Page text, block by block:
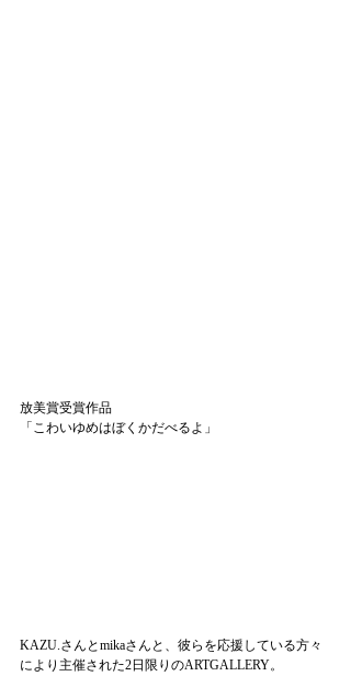
放美賞受賞作品
「こわいゆめはぼくかだべるよ」
KAZU.さんとmikaさんと、彼らを応援している方々
により主催された2日限りのARTGALLERY。